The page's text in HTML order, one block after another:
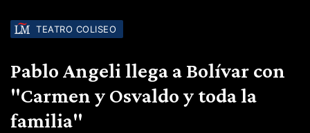
TEATRO COLISEO
Pablo Angeli llega a Bolívar con
"Carmen y Osvaldo y toda la
familia"